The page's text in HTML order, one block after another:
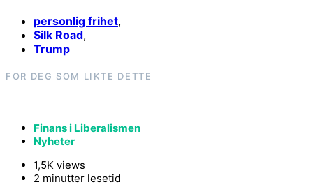
personlig frihet,
Silk Road,
Trump
FOR DEG SOM LIKTE DETTE
Finans i Liberalismen
Nyheter
1,5K views
2 minutter lesetid